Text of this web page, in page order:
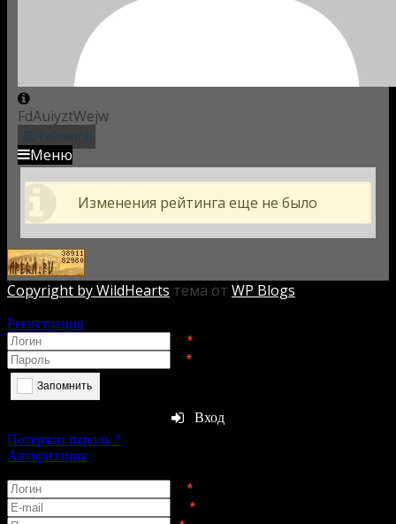
FdAuiyztWejw
Рейтинг 0
Меню
Изменения рейтинга еще не было
Copyright by WildHearts тема от WP Blogs
Регистрация
*
*
Запомнить
Вход
Потеряли пароль ?
Авторизация
*
*